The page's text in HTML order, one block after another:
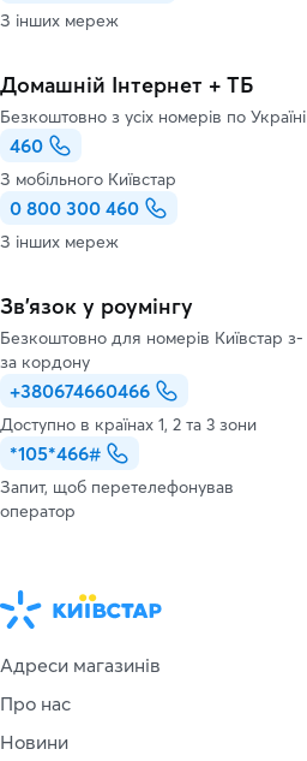
З інших мереж
Домашній Інтернет + ТБ
Безкоштовно з усіх номерів по Україні
460
З мобільного Київстар
0 800 300 460
З інших мереж
Зв’язок у роумінгу
Безкоштовно для номерів Київстар з-
за кордону
+380674660466
Доступно в країнах 1, 2 та 3 зони
*105*466#
Запит, щоб перетелефонував
оператор
Адреси магазинів
Про нас
Новини